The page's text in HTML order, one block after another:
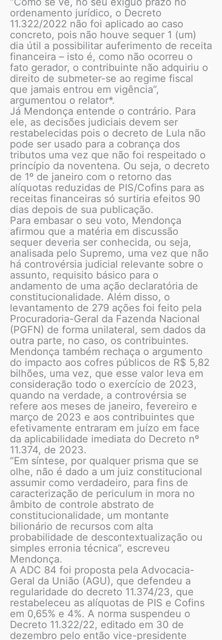
ordenamento jurídico, o Decreto
11.322/2022 não foi aplicado ao caso
concreto, pois não houve sequer 1 (um)
dia útil a possibilitar auferimento de receita
financeira – isto é, como não ocorreu o
fato gerador, o contribuinte não adquiriu o
direito de submeter-se ao regime fiscal
que jamais entrou em vigência”,
argumentou o relator*.
Já Mendonça entende o contrário. Para
ele, as decisões judiciais devem ser
restabelecidas pois o decreto de Lula não
pode ser usado para a cobrança dos
tributos uma vez que não foi respeitado o
princípio da noventena. Ou seja, o decreto
de 1º de janeiro com o retorno das
alíquotas reduzidas de PIS/Cofins para as
receitas financeiras só surtiria efeitos 90
dias depois de sua publicação.
Para embasar o seu voto, Mendonça
afirmou que a matéria em discussão
sequer deveria ser conhecida, ou seja,
analisada pelo Supremo, uma vez que não
há controvérsia judicial relevante sobre o
assunto, requisito básico para o
andamento de uma ação declaratória de
constitucionalidade. Além disso, o
levantamento de 279 ações foi feito pela
Procuradoria-Geral da Fazenda Nacional
(PGFN) de forma unilateral, sem dados da
outra parte, no caso, os contribuintes.
Mendonça também rechaça o argumento
do impacto aos cofres públicos de R$ 5,82
bilhões, uma vez, que esse valor leva em
consideração todo o exercício de 2023,
quando na verdade, a controvérsia se
refere aos meses de janeiro, fevereiro e
março de 2023 e aos contribuintes que
efetivamente entraram em juízo em face
da aplicabilidade imediata do Decreto nº
11.374, de 2023.
“Em síntese, por qualquer prisma que se
olhe, não é dado a um juiz constitucional
assumir como verdadeiro, para fins de
caracterização de periculum in mora no
âmbito de controle abstrato de
constitucionalidade, um montante
bilionário de recursos com alta
probabilidade de descontextualização ou
simples erronia técnica”, escreveu
Mendonça.
A ADC 84 foi proposta pela Advocacia-
Geral da União (AGU), que defendeu a
regularidade do decreto 11.374/23, que
restabeleceu as alíquotas de PIS e Cofins
em 0,65% e 4%. A norma suspendeu o
Decreto 11.322/22, editado em 30 de
dezembro pelo então vice-presidente